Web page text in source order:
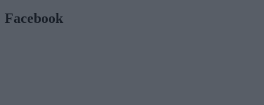
Facebook